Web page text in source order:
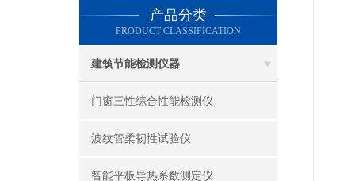
产品分类
PRODUCT CLASSIFICATION
建筑节能检测仪器
门窗三性综合性能检测仪
波纹管柔韧性试验仪
智能平板导热系数测定仪